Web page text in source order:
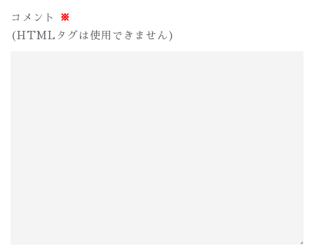
コメント
※
(HTMLタグは使用できません)